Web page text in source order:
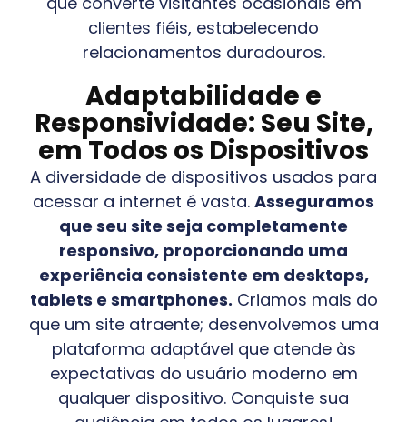
clientes fiéis, estabelecendo
relacionamentos duradouros.
Adaptabilidade e
Responsividade: Seu Site,
em Todos os Dispositivos
A diversidade de dispositivos usados para
acessar a internet é vasta. Asseguramos
que seu site seja completamente
responsivo, proporcionando uma
experiência consistente em desktops,
tablets e smartphones. Criamos mais do
que um site atraente; desenvolvemos uma
plataforma adaptável que atende às
expectativas do usuário moderno em
qualquer dispositivo. Conquiste sua